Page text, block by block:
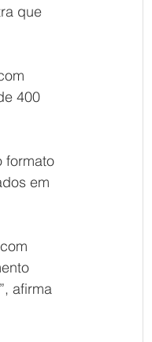
que
400
formato
em
afirma